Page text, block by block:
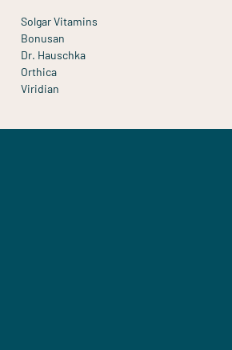
Solgar Vitamins
Bonusan
Dr. Hauschka
Orthica
Viridian